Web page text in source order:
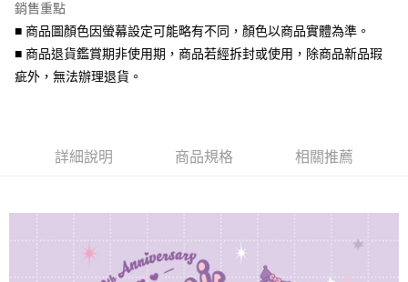
匯豐（台灣）商業銀行
聯邦商業銀行
遠東國際商業銀行
元大商業銀行
永豐商業銀行
台新國際商業銀行
臺灣中小企業銀行
匯豐（台灣）商業銀行
華泰商業銀行
聯邦商業銀行
遠東國際商業銀行
元大商業銀行
Apple Pay
街口支付
悠遊付
相關說明
１．簡單：不需註冊會員、不需綁卡、不需儲值。
２．便利：只要手機號碼，簡訊認證，即可結帳。
３．安心：先確認商品／服務後，再付款。
銷售重點
■ 商品圖顏色因螢幕設定可能略有不同，顏色以商品實體為準。
■ 商品退貨鑑賞期非使用期，商品若經拆封或使用，除商品新品瑕
疵外，無法辦理退貨。
詳細說明 商品規格 相關推薦